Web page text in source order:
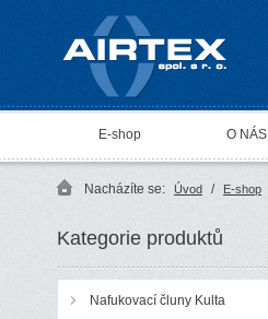
AIRTEX spol. s r. o.
E-shop O NÁS
Nacházíte se: Úvod / E-shop
Kategorie produktů
Nafukovací čluny Kulta